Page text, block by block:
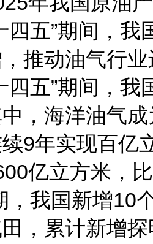
四五”期间，
推动油气行
四五”期间，
，海洋油气
9年实现百亿
亿立方米，
，我国新增10
，累计新增